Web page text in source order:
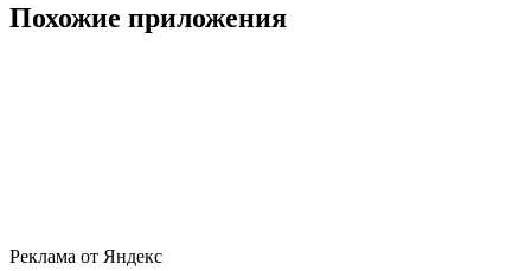
Похожие приложения
Реклама от Яндекс